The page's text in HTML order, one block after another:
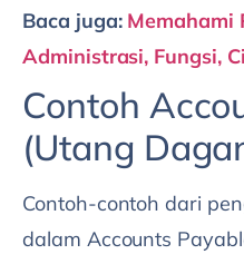
Baca juga: Memahami
Administrasi, Fungsi,
Contoh
(Utang
Contoh-contoh dari
dalam Accounts